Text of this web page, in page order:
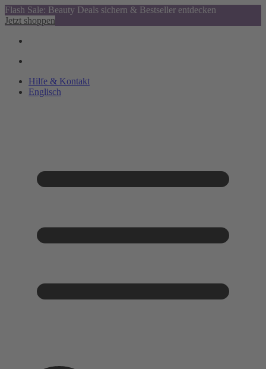
Flash Sale: Beauty Deals sichern & Bestseller entdecken
Jetzt shoppen
Hilfe & Kontakt
Englisch